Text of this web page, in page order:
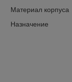
Материал корпуса
Назначение